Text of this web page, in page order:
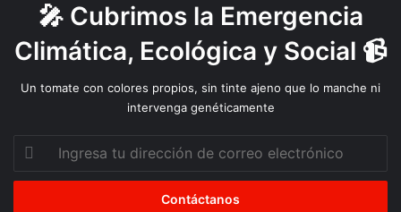
🎤 Cubrimos la Emergencia
Climática, Ecológica y Social 📹
Un tomate con colores propios, sin tinte ajeno que lo manche ni
intervenga genéticamente
Ingresa
dirección